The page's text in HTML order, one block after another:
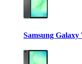
Samsung